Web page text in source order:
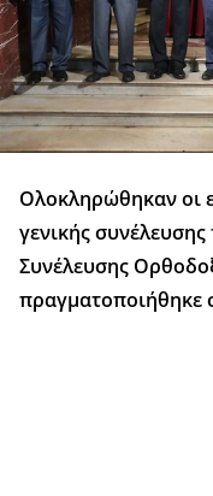
Ολοκληρώθηκαν οι
γενικής
Συνέλευσης
πραγματοποιήθηκε